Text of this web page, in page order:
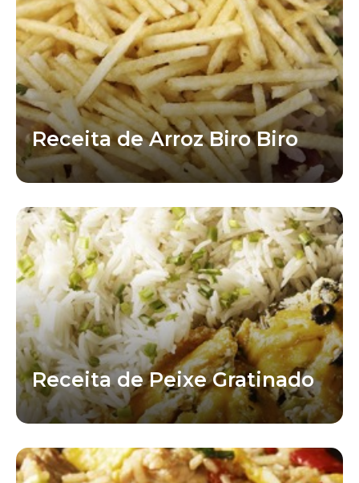
Receita de Arroz Biro Biro
Receita de Peixe Gratinado